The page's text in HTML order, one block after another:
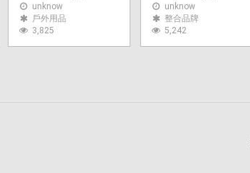
unknow
戶外用品
3,825
unknow
整合品牌
5,242